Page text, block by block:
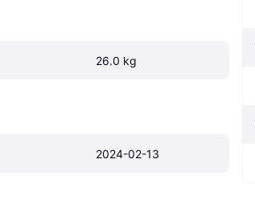
26.0 kg
2024-02-13